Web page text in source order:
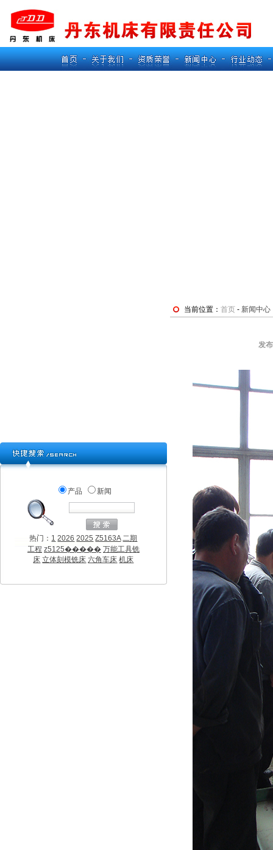
产品 新闻
热门： 1 2026 2025 Z5163A 二期
工程 z5125����� 万能工具铣
床 立体刻模铣床 六角车床 机床
当前位置： 首页 - 新闻中心
发